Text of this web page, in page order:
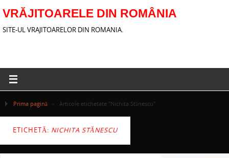
VRĂJITOARELE DIN ROMÂNIA
SITE-UL VRAJITOARELOR DIN ROMANIA.
Prima pagină » Articole etichetate "Nichita Stănescu"
ETICHETĂ: NICHITA STĂNESCU